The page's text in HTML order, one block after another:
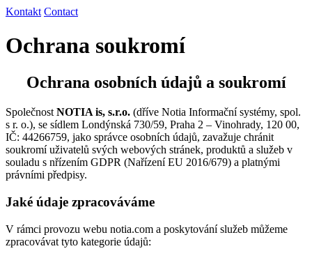
Kontakt Contact
Ochrana soukromí
Ochrana osobních údajů a soukromí
Společnost NOTIA is, s.r.o. (dříve Notia Informační systémy, spol.
s r. o.), se sídlem Londýnská 730/59, Praha 2 – Vinohrady, 120 00,
IČ: 44266759, jako správce osobních údajů, zavažuje chránit
soukromí uživatelů svých webových stránek, produktů a služeb v
souladu s nřízením GDPR (Nařízení EU 2016/679) a platnými
právními předpisy.
Jaké údaje zpracováváme
V rámci provozu webu notia.com a poskytování služeb můžeme
zpracovávat tyto kategorie údajů: